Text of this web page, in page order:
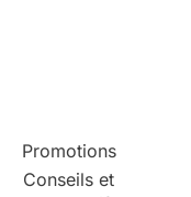
Promotions
Conseils et